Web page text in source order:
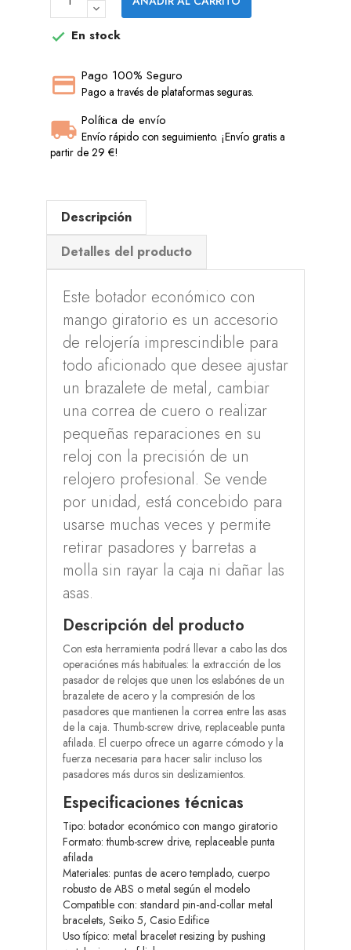
 En stock
Pago 100% Seguro
Pago a través de plataformas seguras.
Política de envío
Envío rápido con seguimiento. ¡Envío gratis a
partir de 29 €!
Descripción
Detalles del producto
Este botador económico con
mango giratorio es un accesorio
de relojería imprescindible para
todo aficionado que desee ajustar
un brazalete de metal, cambiar
una correa de cuero o realizar
pequeñas reparaciones en su
reloj con la precisión de un
relojero profesional. Se vende
por unidad, está concebido para
usarse muchas veces y permite
retirar pasadores y barretas a
molla sin rayar la caja ni dañar las
asas.
Descripción del producto
Con esta herramienta podrá llevar a cabo las dos
operaciónes más habituales: la extracción de los
pasador de relojes que unen los eslabónes de un
brazalete de acero y la compresión de los
pasadores que mantienen la correa entre las asas
de la caja. Thumb-screw drive, replaceable punta
afilada. El cuerpo ofrece un agarre cómodo y la
fuerza necesaria para hacer salir incluso los
pasadores más duros sin deslizamientos.
Especificaciones técnicas
Tipo: botador económico con mango giratorio
Formato: thumb-screw drive, replaceable punta
afilada
Materiales: puntas de acero templado, cuerpo
robusto de ABS o metal según el modelo
Compatible con: standard pin-and-collar metal
bracelets, Seiko 5, Casio Edifice
Uso típico: metal bracelet resizing by pushing